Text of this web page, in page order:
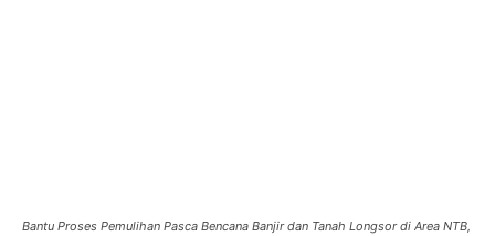
Bantu Proses Pemulihan Pasca Bencana Banjir dan Tanah Longsor di Area NTB,